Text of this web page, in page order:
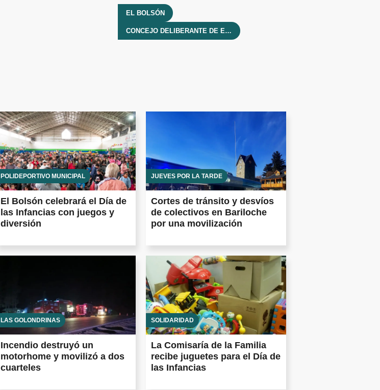
EL BOLSÓN
CONCEJO DELIBERANTE DE EL BOLSÓN
POLIDEPORTIVO MUNICIPAL
El Bolsón celebrará el Día de
las Infancias con juegos y
diversión
JUEVES POR LA TARDE
Cortes de tránsito y desvíos
de colectivos en Bariloche
por una movilización
LAS GOLONDRINAS
Incendio destruyó un
motorhome y movilizó a dos
cuarteles
SOLIDARIDAD
La Comisaría de la Familia
recibe juguetes para el Día de
las Infancias